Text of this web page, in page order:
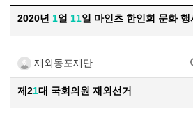
2020년 1얼 11일 마인츠 한인회 문화 행
재외동포재단
제21대 국회의원 재외선거